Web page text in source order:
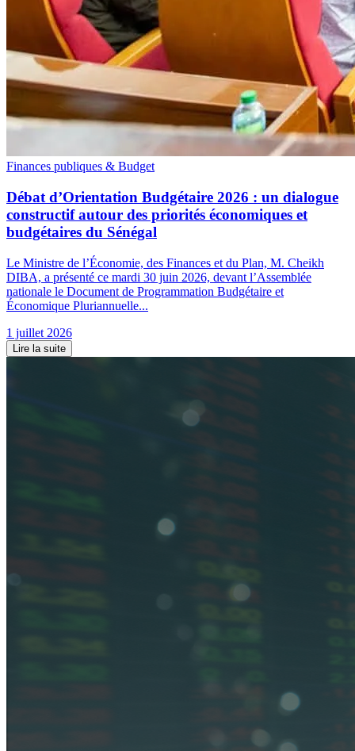
Finances publiques & Budget
Débat d’Orientation Budgétaire 2026 : un dialogue
constructif autour des priorités économiques et
budgétaires du Sénégal
Le Ministre de l’Économie, des Finances et du Plan, M. Cheikh
DIBA, a présenté ce mardi 30 juin 2026, devant l’Assemblée
nationale le Document de Programmation Budgétaire et
Économique Pluriannuelle...
1 juillet 2026
Lire la suite